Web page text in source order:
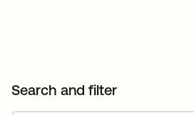
Search and filter